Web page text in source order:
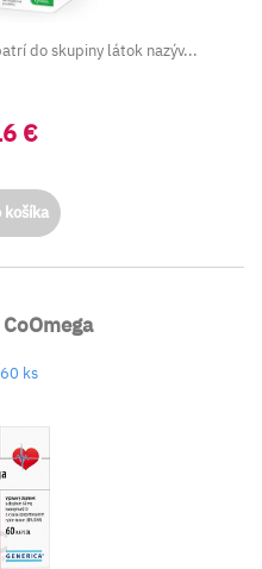
do skupiny látok nazýv...
€
košíka
ks